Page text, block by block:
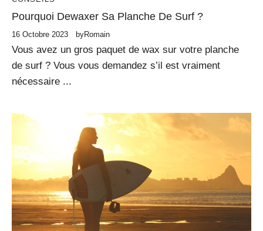
Pourquoi Dewaxer Sa Planche De Surf ?
16 Octobre 2023 byRomain
Vous avez un gros paquet de wax sur votre planche
de surf ? Vous vous demandez s’il est vraiment
nécessaire ...